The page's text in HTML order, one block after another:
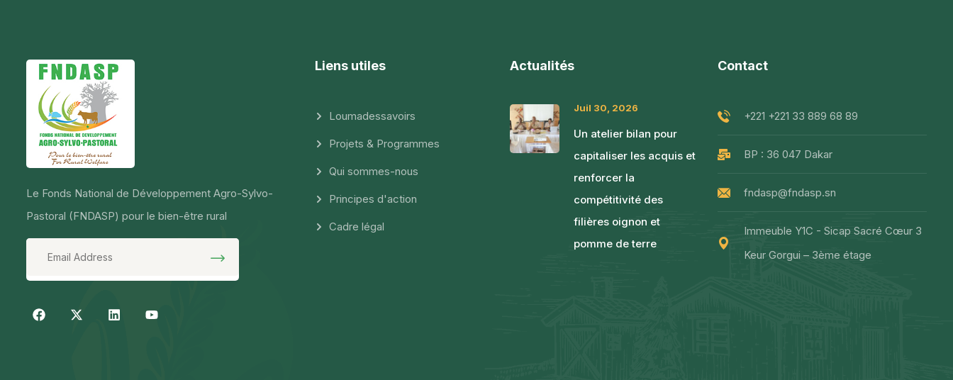
Le Fonds National de Développement Agro-Sylvo-
Pastoral (FNDASP) pour le bien-être rural
Liens utiles
Loumadessavoirs
Projets & Programmes
Qui sommes-nous
Principes d'action
Cadre légal
Actualités
Juil 30, 2026
Un atelier bilan pour
capitaliser les acquis et
renforcer la
compétitivité des
filières oignon et
pomme de terre
Contact
+221 +221 33 889 68 89
BP : 36 047 Dakar
fndasp@fndasp.sn
Immeuble Y1C - Sicap Sacré Cœur 3
Keur Gorgui – 3ème étage